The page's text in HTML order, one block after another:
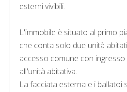
esterni vivibili.
L'immobile è situato al primo
che conta solo due unità
accesso comune con
all'unità abitativa.
La facciata esterna e i ballatoi